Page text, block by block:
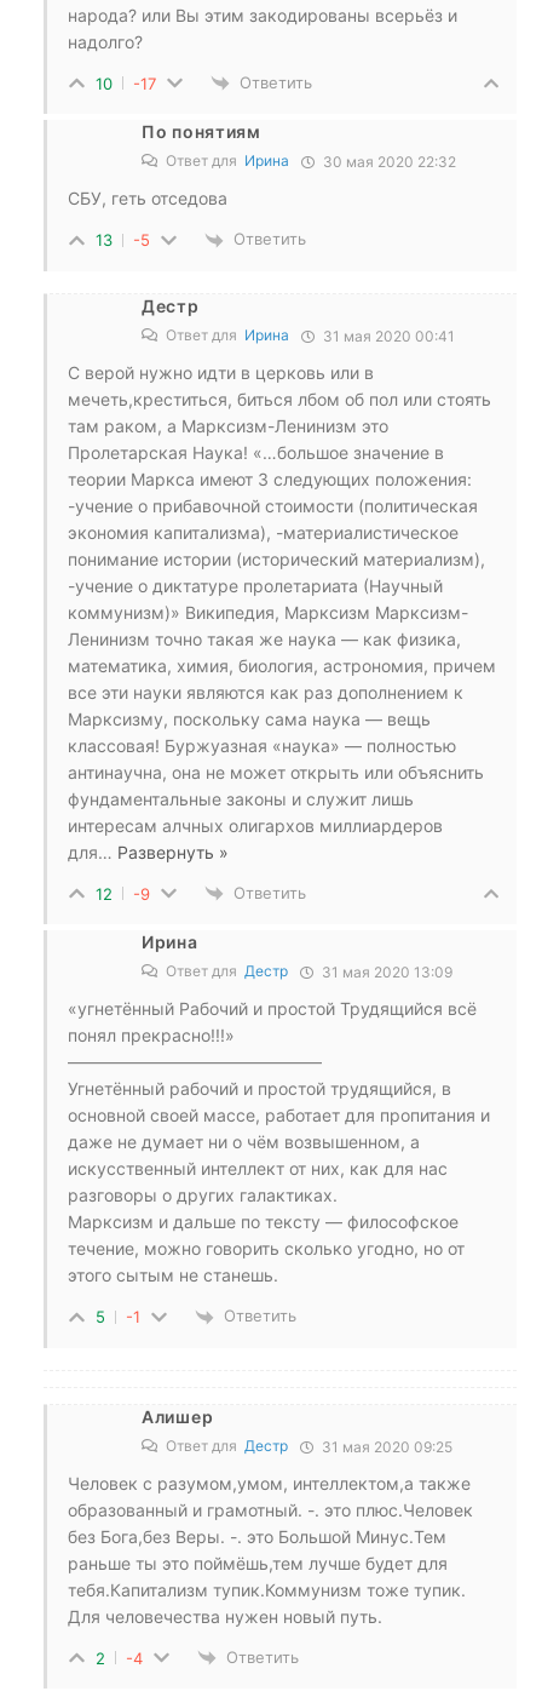
народа? или Вы этим закодированы всерьёз и
надолго?
10 -17 Ответить
По понятиям
Ответ для Ирина 30 мая 2020 22:32
СБУ, геть отседова
13 -5 Ответить
Дестр
Ответ для Ирина 31 мая 2020 00:41
С верой нужно идти в церковь или в
мечеть,креститься, биться лбом об пол или стоять
там раком, а Марксизм-Ленинизм это
Пролетарская Наука! «…большое значение в
теории Маркса имеют 3 следующих положения:
-учение о прибавочной стоимости (политическая
экономия капитализма), -материалистическое
понимание истории (исторический материализм),
-учение о диктатуре пролетариата (Научный
коммунизм)» Википедия, Марксизм Марксизм-
Ленинизм точно такая же наука — как физика,
математика, химия, биология, астрономия, причем
все эти науки являются как раз дополнением к
Марксизму, поскольку сама наука — вещь
классовая! Буржуазная «наука» — полностью
антинаучна, она не может открыть или объяснить
фундаментальные законы и служит лишь
интересам алчных олигархов миллиардеров
для… Развернуть »
12 -9 Ответить
Ирина
Ответ для Дестр 31 мая 2020 13:09
«угнетённый Рабочий и простой Трудящийся всё
понял прекрасно!!!»
———————————————
Угнетённый рабочий и простой трудящийся, в
основной своей массе, работает для пропитания и
даже не думает ни о чём возвышенном, а
искусственный интеллект от них, как для нас
разговоры о других галактиках.
Марксизм и дальше по тексту — философское
течение, можно говорить сколько угодно, но от
этого сытым не станешь.
5 -1 Ответить
Алишер
Ответ для Дестр 31 мая 2020 09:25
Человек с разумом,умом, интеллектом,а также
образованный и грамотный. -. это плюс.Человек
без Бога,без Веры. -. это Большой Минус.Тем
раньше ты это поймёшь,тем лучше будет для
тебя.Капитализм тупик.Коммунизм тоже тупик.
Для человечества нужен новый путь.
2 -4 Ответить